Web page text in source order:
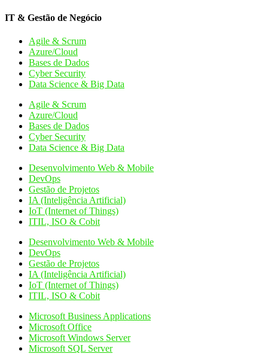
IT & Gestão de Negócio
Agile & Scrum
Azure/Cloud
Bases de Dados
Cyber Security
Data Science & Big Data
Agile & Scrum
Azure/Cloud
Bases de Dados
Cyber Security
Data Science & Big Data
Desenvolvimento Web & Mobile
DevOps
Gestão de Projetos
IA (Inteligência Artificial)
IoT (Internet of Things)
ITIL, ISO & Cobit
Desenvolvimento Web & Mobile
DevOps
Gestão de Projetos
IA (Inteligência Artificial)
IoT (Internet of Things)
ITIL, ISO & Cobit
Microsoft Business Applications
Microsoft Office
Microsoft Windows Server
Microsoft SQL Server